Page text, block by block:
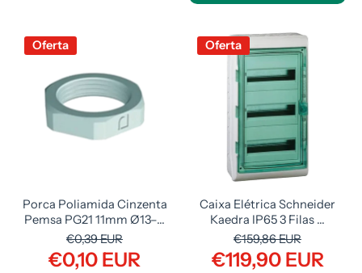
Oferta
Porca Poliamida Cinzenta
Pemsa PG21 11mm Ø13–...
€0,39 EUR
€0,10 EUR
Oferta
Caixa Elétrica Schneider
Kaedra IP65 3 Filas ...
€159,86 EUR
€119,90 EUR